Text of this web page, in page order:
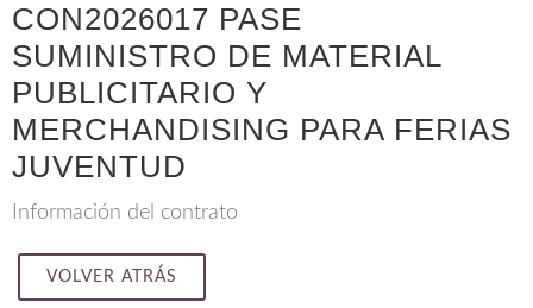
CON2026017 PASE
SUMINISTRO DE MATERIAL
PUBLICITARIO Y
MERCHANDISING PARA FERIAS
JUVENTUD
Información del contrato
VOLVER ATRÁS